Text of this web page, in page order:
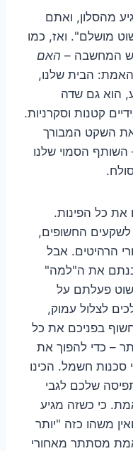
מהסלון, ואתם
מושלם". ואז, כמו
המחשבה – האם
האמת: הבית שלנו,
הוא גם שדה
קטנות וסקרניות.
השקט המבורך
הסמוי שלנו
כל הפינות.
החשופים,
הרהיטים. אבל
את ה"למה"
פעלתם על
לצלול עמוק,
בפניכם את כל
– כדי להפוך את
חשמל. הכינו
שלכם לגבי
כי כשזה מגיע
משהו כזה "יותר
מסתתר מאחורי